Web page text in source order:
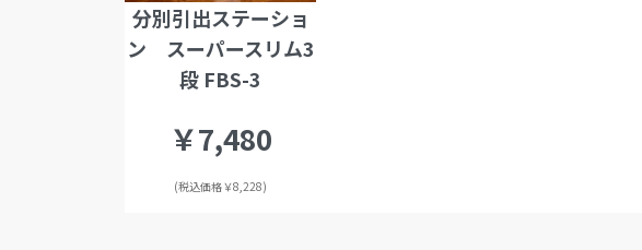
分別引出ステーショ
ン スーパースリム3
段 FBS-3
￥7,480
(税込価格￥8,228)